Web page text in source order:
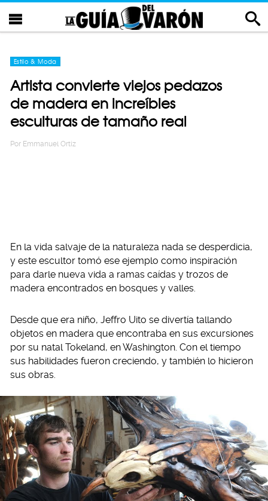
Estilo & Moda
Artista convierte viejos pedazos
de madera en increíbles
esculturas de tamaño real
Por Emmanuel Ortiz
En la vida salvaje de la naturaleza nada se desperdicia,
y este escultor tomó ese ejemplo como inspiración
para darle nueva vida a ramas caídas y trozos de
madera encontrados en bosques y valles.
Desde que era niño, Jeffro Uito se divertía tallando
objetos en madera que encontraba en sus excursiones
por su natal Tokeland, en Washington. Con el tiempo
sus habilidades fueron creciendo, y también lo hicieron
sus obras.